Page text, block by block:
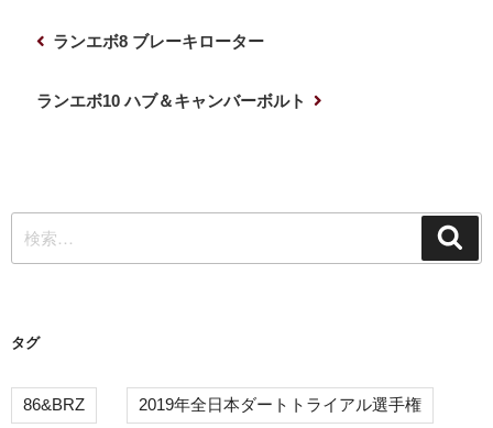
シ
ョ
ランエボ8 ブレーキローター
ランエボ10 ハブ＆キャンバーボルト
索:
タグ
86&BRZ 2019年全日本ダートトライアル選手権